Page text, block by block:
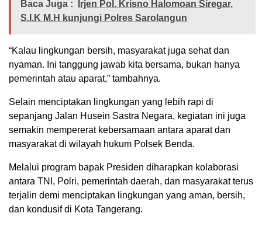
Baca Juga :
Irjen Pol. Krisno Halomoan Siregar,
S.I.K M.H kunjungi Polres Sarolangun
“Kalau lingkungan bersih, masyarakat juga sehat dan
nyaman. Ini tanggung jawab kita bersama, bukan hanya
pemerintah atau aparat,” tambahnya.
Selain menciptakan lingkungan yang lebih rapi di
sepanjang Jalan Husein Sastra Negara, kegiatan ini juga
semakin mempererat kebersamaan antara aparat dan
masyarakat di wilayah hukum Polsek Benda.
Melalui program bapak Presiden diharapkan kolaborasi
antara TNI, Polri, pemerintah daerah, dan masyarakat terus
terjalin demi menciptakan lingkungan yang aman, bersih,
dan kondusif di Kota Tangerang.